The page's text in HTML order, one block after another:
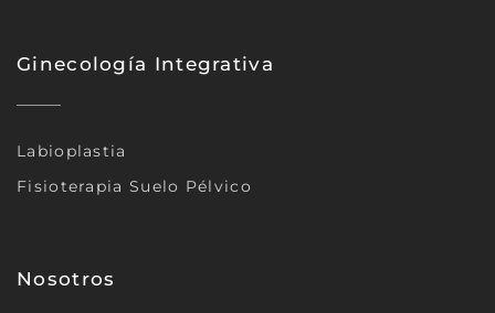
Ginecología Integrativa
Labioplastia
Fisioterapia Suelo Pélvico
Nosotros